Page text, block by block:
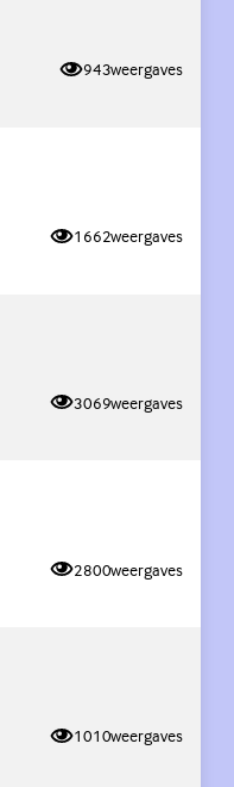
943weergaves
1662weergaves
3069weergaves
2800weergaves
1010weergaves